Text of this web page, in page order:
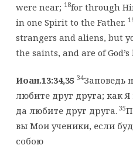
were near; 18for through
in one Spirit to the Father.
strangers and aliens, but
the saints, and are of
Иоан.13:34,35 34Заповедь
любите друг друга; как
да любите друг друга. 35
вы Мои ученики, если
собою